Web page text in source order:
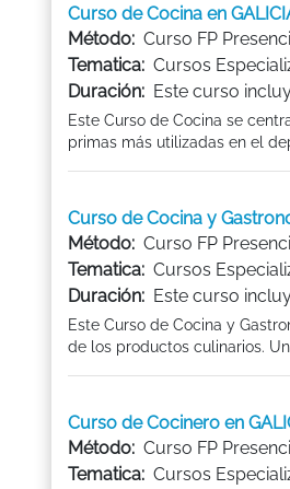
Curso de Cocina en
Método: Curso FP
Tematica: Cursos
Duración: Este curso
Este Curso de Cocina se
primas más utilizadas en el
Curso de Cocina y
Método: Curso FP
Tematica: Cursos
Duración: Este curso
Este Curso de Cocina y
de los productos culinarios.
Curso de Cocinero en
Método: Curso FP
Tematica: Cursos